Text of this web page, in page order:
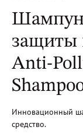
защиты
Anti-
Инновационный
средство.